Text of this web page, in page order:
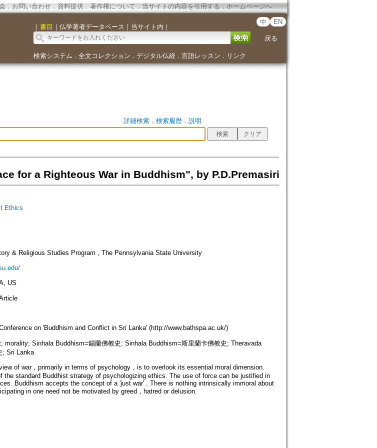
． お問い合わせ． 資料提供． 著作権について．当サイトの内容を引用する ． ホームページへ
｜ 書目 ｜ 仏学著者データベース ｜ 当サイト内 ｜
中 EN
戻る
検索システム ． 全文コレクション ． デジタル仏経． 言語レッスン ． リンク
詳細検索． 検索履歴． 説明
for a Righteous War in Buddhism", by P.D.Premasiri
Ethics
& Religious Studies Program , The Pennsylvania State University
US
on 'Buddhism and Conflict in Sri Lanka' (http://www.bathspa.ac.uk/)
morality; Sinhala Buddhism=錫蘭佛教史; Sinhala Buddhism=斯里蘭卡佛教史; Theravada
; Sri Lanka
of war，primarily in terms of psychology，is to overlook its essential moral dimension.
the standard Buddhist strategy of psychologizing ethics. The use of force can be justified in
Buddhism accepts the concept of a 'just war' . There is nothing intrinsically immoral about
in one need not be motivated by greed，hatred or delusion.